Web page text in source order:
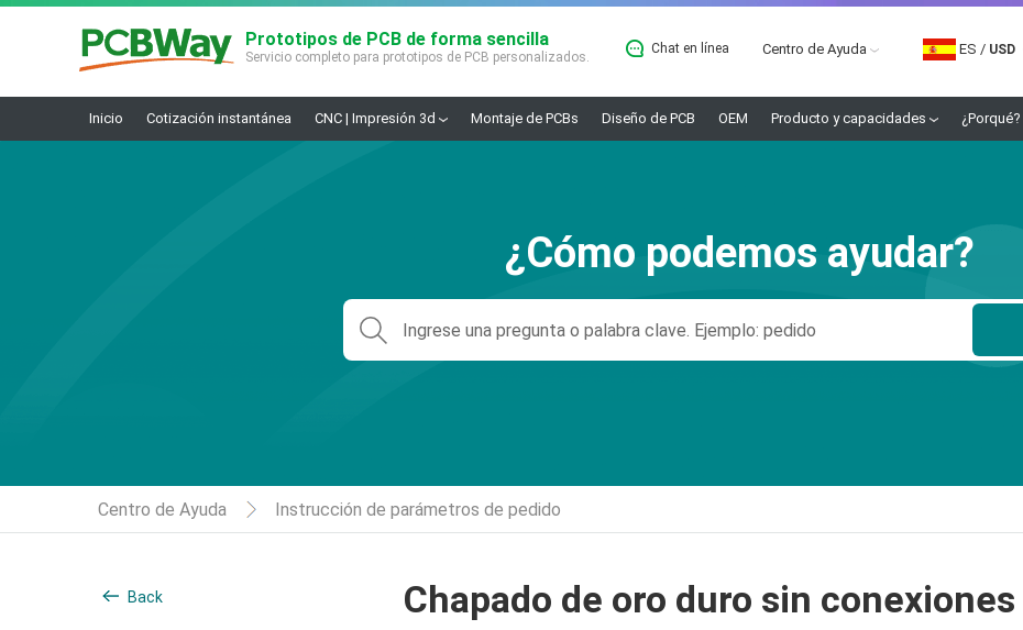
Prototipos de PCB de forma sencilla
Servicio completo para prototipos de PCB personalizados.
Chat en línea Centro de Ayuda ES / USD
Inicio Cotización instantánea CNC | Impresión 3d Montaje de PCBs Diseño de PCB OEM Producto y capacidades ¿Porqué?
¿Cómo podemos ayudar?
Centro de Ayuda Instrucción de parámetros de pedido
Chapado de oro duro sin conexiones
Back